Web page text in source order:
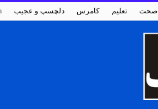
دلچسپ و عجیب کامرس تعلیم صحت